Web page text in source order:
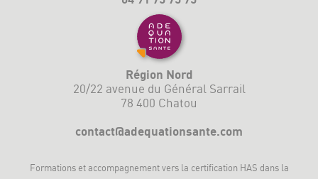
Région Nord
20/22 avenue du Général Sarrail
78 400 Chatou
contact@adequationsante.com
Formations et accompagnement vers la certification HAS dans la